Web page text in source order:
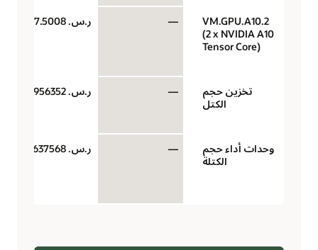
VM.GPU.A10.2
(2 x NVIDIA A10
Tensor Core)
— ر.س.‏ 7.5008
تخزين حجم
الكتل
— ر.س.‏ 0.0956352
وحدات أداء حجم
الكتلة
— ر.س.‏ 0.00637568